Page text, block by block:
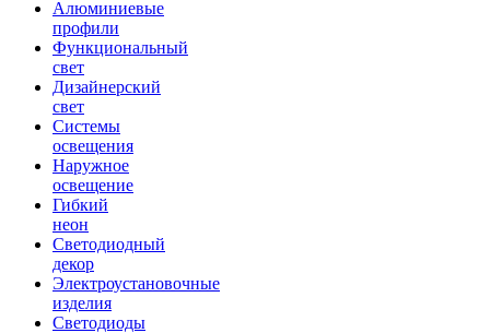
Алюминиевые
профили
Функциональный
свет
Дизайнерский
свет
Системы
освещения
Наружное
освещение
Гибкий
неон
Светодиодный
декор
Электроустановочные
изделия
Светодиоды